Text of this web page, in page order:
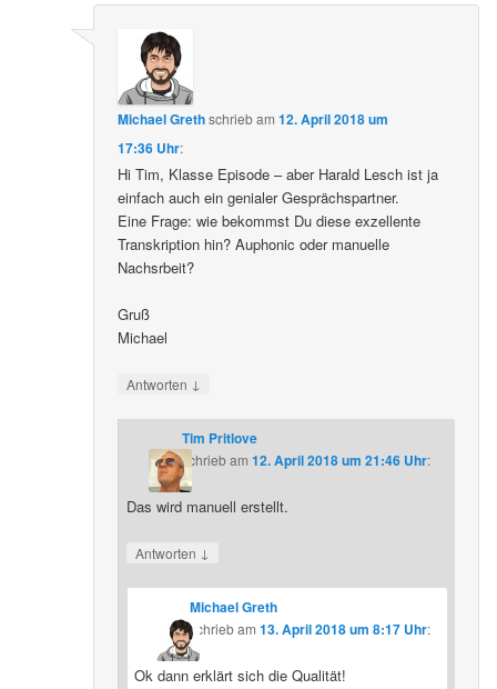
Michael Grethschriebam12. April 2018 um
17:36 Uhr:
Hi Tim, Klasse Episode – aber Harald Lesch ist ja
einfach auch ein genialer Gesprächspartner.
Eine Frage: wie bekommst Du diese exzellente
Transkription hin? Auphonic oder manuelle
Nachsrbeit?
Gruß
Michael
Antworten ↓
Tim Pritlove
schriebam 12. April 2018 um 21:46 Uhr:
Das wird manuell erstellt.
Antworten ↓
Michael Greth
schriebam13. April 2018 um 8:17 Uhr:
Ok dann erklärt sich die Qualität!